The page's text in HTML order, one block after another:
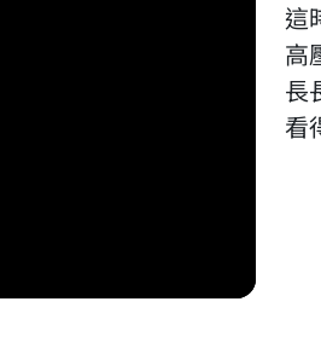
這
高
長
看